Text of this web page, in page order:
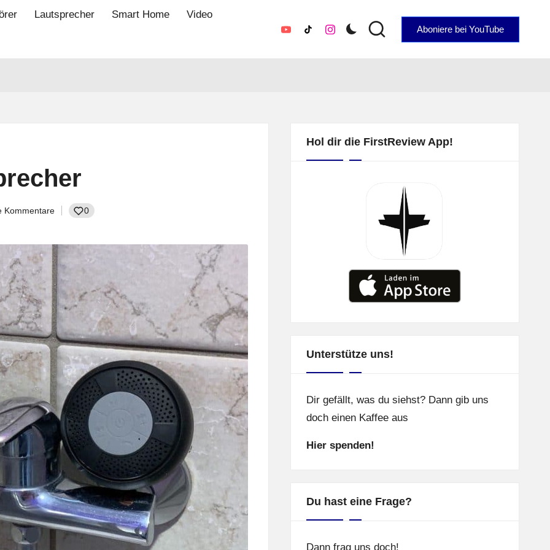
Lautsprecher Smart Home
Video
YouTubeTikTokInstagram Aboniere bei YouTube
Kommentare 0
Hol dir die FirstReview App!
Unterstütze uns!
Dir gefällt, was du siehst? Dann gib uns
doch einen Kaffee aus
Hier spenden!
Du hast eine Frage?
Dann frag uns doch!